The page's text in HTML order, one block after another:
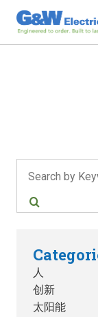
内
搜索
人
创新
太阳能